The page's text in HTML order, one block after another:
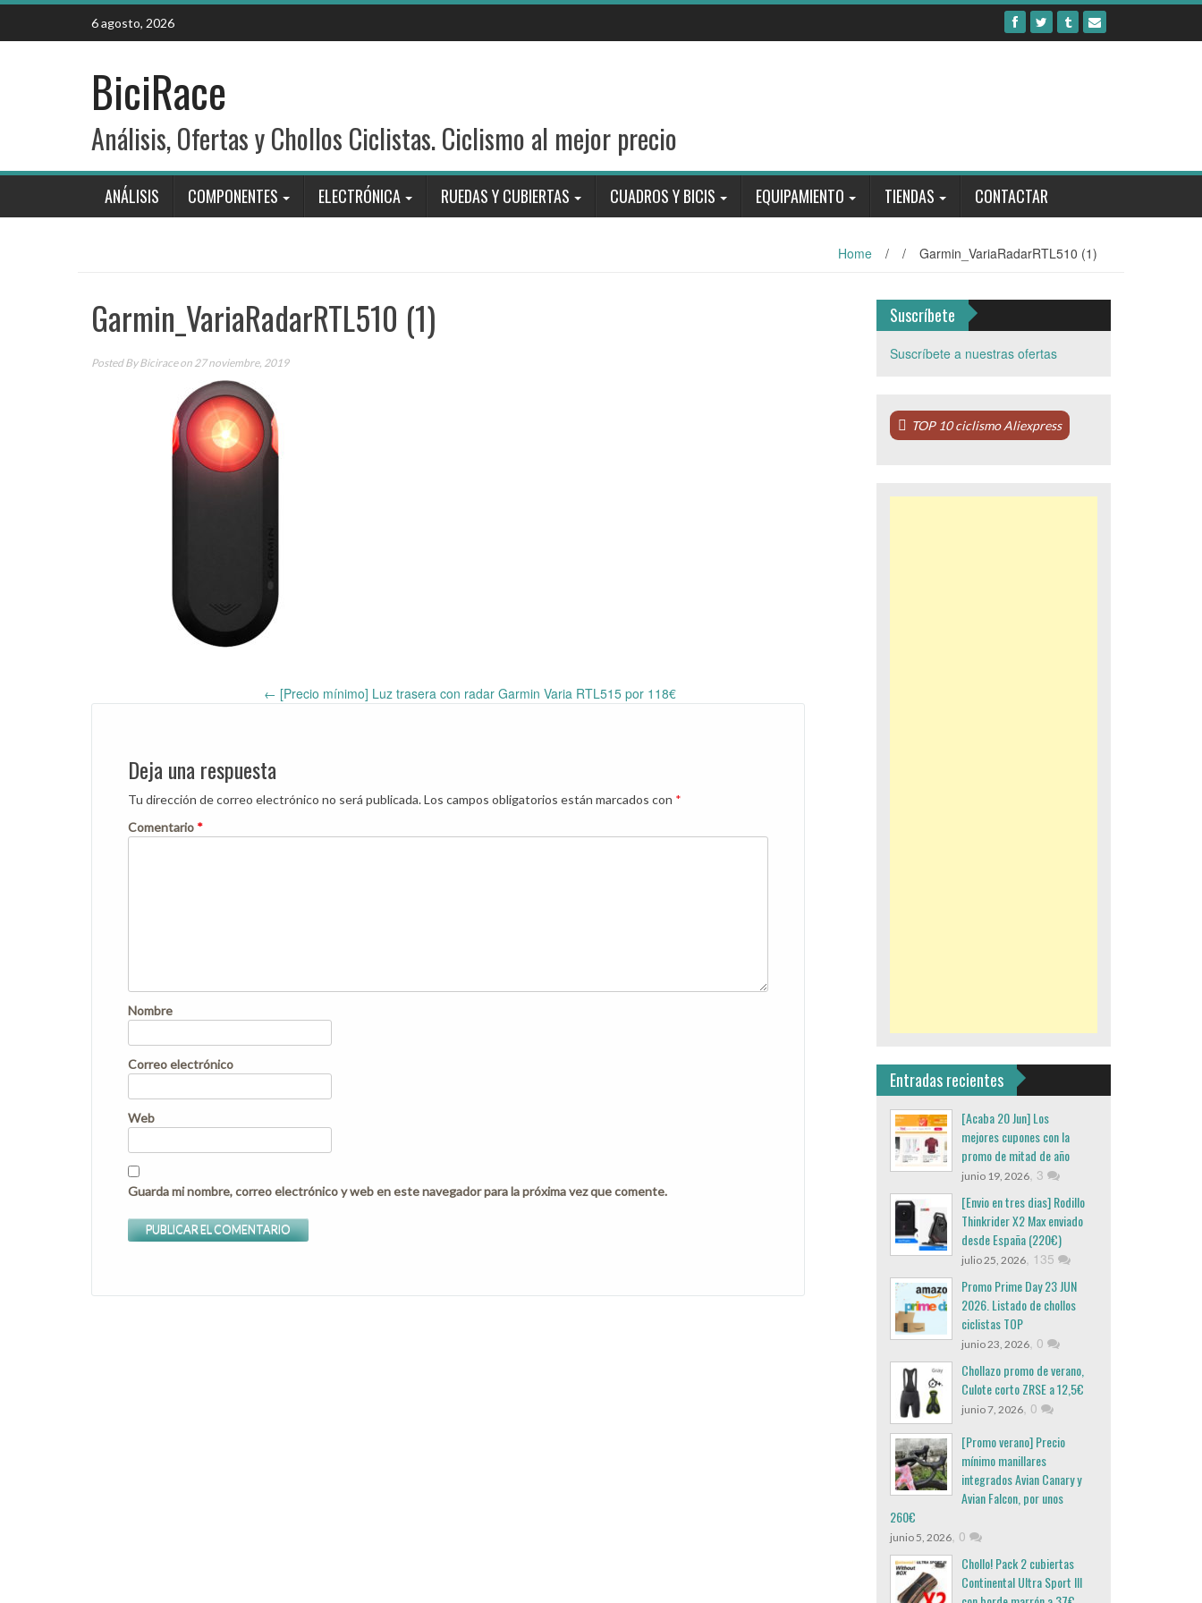
Skip
content
6 agosto, 2026
BiciRace
Análisis, Ofertas y Chollos Ciclistas. Ciclismo al mejor precio
ANÁLISIS COMPONENTES ELECTRÓNICA RUEDAS Y CUBIERTAS CUADROS Y BICIS EQUIPAMIENTO TIENDAS CONTACTAR
Home / / Garmin_VariaRadarRTL510 (1)
Garmin_VariaRadarRTL510 (1)
Posted ByBiciraceon 27 noviembre, 2019
Post
navigation
← [Precio mínimo] Luz trasera con radar Garmin Varia RTL515 por 118€
Deja una respuesta
Tu dirección de correo electrónico no será publicada.Los campos obligatorios están marcados con *
Comentario *
Nombre
Correo electrónico
Web
Guarda mi nombre, correo electrónico y web en este navegador para la próxima vez que comente.
Suscríbete
Suscríbete a nuestras ofertas
TOP 10 ciclismo Aliexpress
Entradas recientes
[Acaba 20 Jun] Los
mejores cupones con la
promo de mitad de año
junio 19, 2026, 3
[Envio en tres dias] Rodillo
Thinkrider X2 Max enviado
desde España (220€)
julio 25, 2026, 135
Promo Prime Day 23 JUN
2026. Listado de chollos
ciclistas TOP
junio 23, 2026, 0
Chollazo promo de verano,
Culote corto ZRSE a 12,5€
junio 7, 2026, 0
[Promo verano] Precio
mínimo manillares
integrados Avian Canary y
Avian Falcon, por unos
260€
junio 5, 2026, 0
Chollo! Pack 2 cubiertas
Continental Ultra Sport III